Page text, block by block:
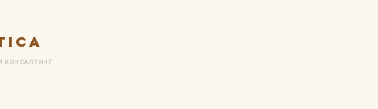
КОНСАЛТИНГ